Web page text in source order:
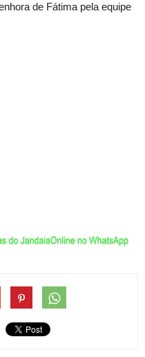
de Fátima pela equipe